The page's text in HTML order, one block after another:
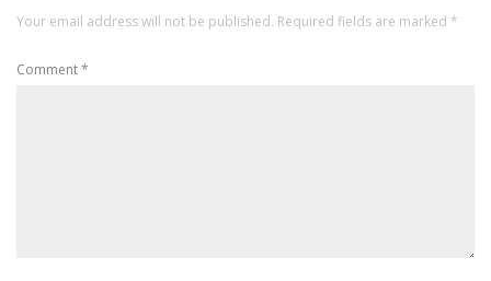
Your email address will not be published. Required fields are marked *
Comment*